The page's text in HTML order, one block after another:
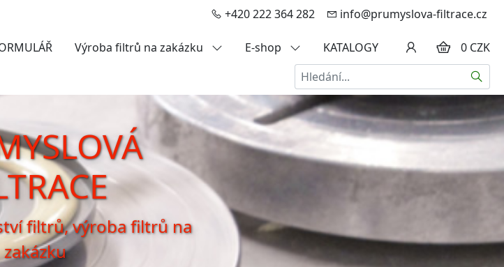
+420 222 364 282 info@prumyslova-filtrace.cz
Výroba filtrů na zakázku E-shop KATALOGY
0 CZK
Hledat
filtrů, výroba filtrů na
zakázku